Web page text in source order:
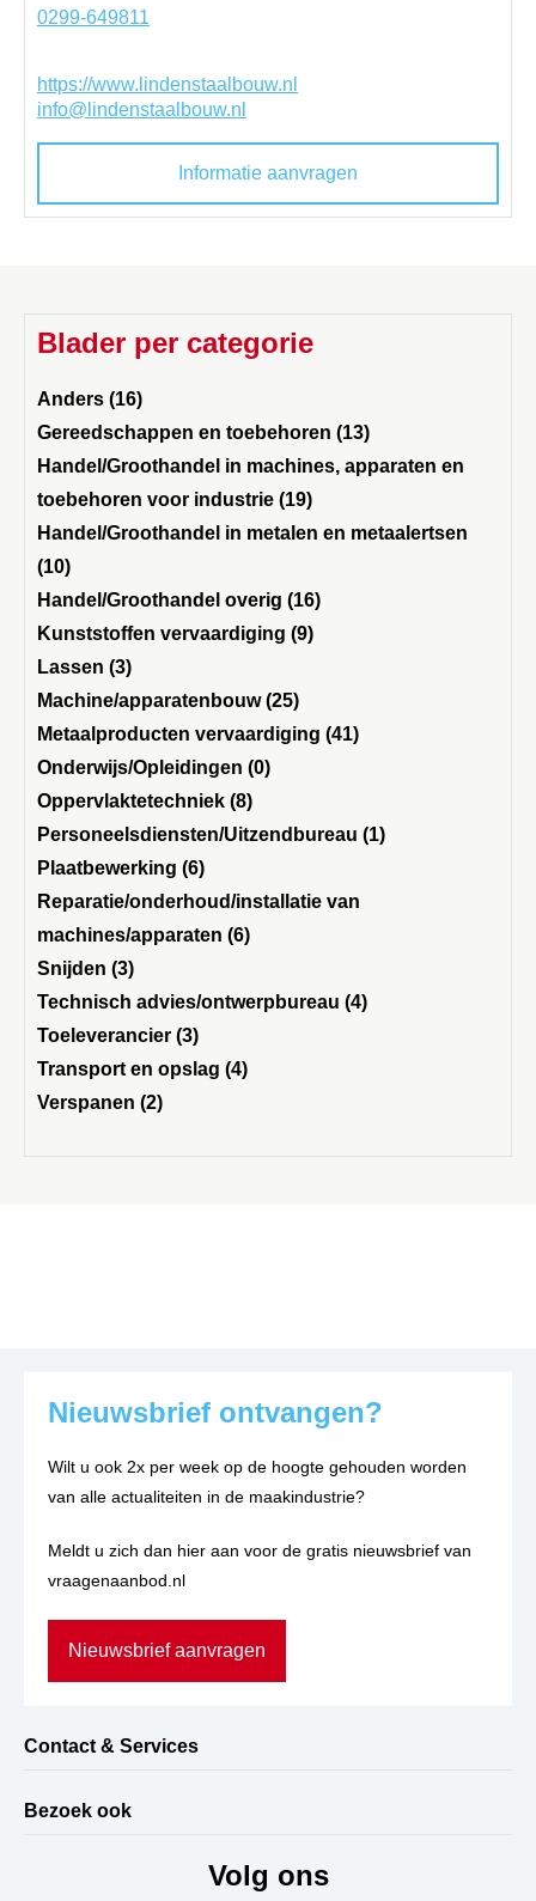
0299-649811
https://www.lindenstaalbouw.nl
info@lindenstaalbouw.nl
Informatie aanvragen
Blader per categorie
Anders (16)
Gereedschappen en toebehoren (13)
Handel/Groothandel in machines, apparaten en
toebehoren voor industrie (19)
Handel/Groothandel in metalen en metaalertsen
(10)
Handel/Groothandel overig (16)
Kunststoffen vervaardiging (9)
Lassen (3)
Machine/apparatenbouw (25)
Metaalproducten vervaardiging (41)
Onderwijs/Opleidingen (0)
Oppervlaktetechniek (8)
Personeelsdiensten/Uitzendbureau (1)
Plaatbewerking (6)
Reparatie/onderhoud/installatie van
machines/apparaten (6)
Snijden (3)
Technisch advies/ontwerpbureau (4)
Toeleverancier (3)
Transport en opslag (4)
Verspanen (2)
Nieuwsbrief ontvangen?
Wilt u ook 2x per week op de hoogte gehouden worden
van alle actualiteiten in de maakindustrie?
Meldt u zich dan hier aan voor de gratis nieuwsbrief van
vraagenaanbod.nl
Nieuwsbrief aanvragen
Contact & Services
Bezoek ook
Volg ons